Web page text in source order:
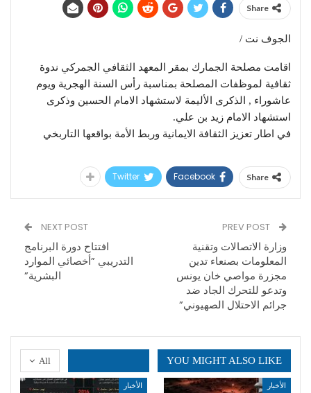
Share
الجوف نت /
اقامت مصلحة الجمارك بمقر المعهد الثقافي الجمركي ندوة
ثقافية لموظفات المصلحة بمناسبة رأس السنة الهجرية ويوم
عاشوراء , الذكرى الأليمة لاستشهاد الامام الحسين وذكرى
استشهاد الامام زيد بن علي.
في اطار تعزيز الثقافة الايمانية وربط الأمة بواقعها التاربخي
Share
Facebook
Twitter
وزارة الاتصالات وتقنية
المعلومات بصنعاء تدين
مجزرة مواصي خان يونس
وتدعو للتحرك الجاد ضد
جرائم الاحتلال الصهيوني”
NEXT POST
افتتاح دورة البرنامج
التدريبي ”أخصائي الموارد
البشرية”
All YOU MIGHT ALSO LIKE
الأخبار الأخبار